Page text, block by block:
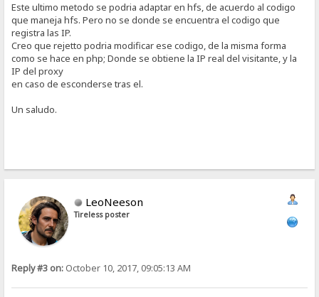
Este ultimo metodo se podria adaptar en hfs, de acuerdo al codigo
que maneja hfs. Pero no se donde se encuentra el codigo que
registra las IP.
Creo que rejetto podria modificar ese codigo, de la misma forma
como se hace en php; Donde se obtiene la IP real del visitante, y la
IP del proxy
en caso de esconderse tras el.
Un saludo.
LeoNeeson
Tireless poster
Reply #3 on: October 10, 2017, 09:05:13 AM